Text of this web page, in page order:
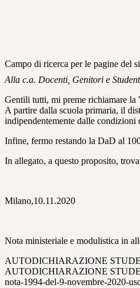
Campo di ricerca per le pagine del
Alla c.a. Docenti, Genitori e
Gentili tutti, mi preme richiamare la
A partire dalla scuola primaria, il
indipendentemente dalle
Infine, fermo restando la DaD al
In allegato, a questo proposito,
Milano,10.11.2020
Nota ministeriale e modulistica in
AUTODICHIARAZIONE
AUTODICHIARAZIONE
nota-1994-del-9-novembre-2020-